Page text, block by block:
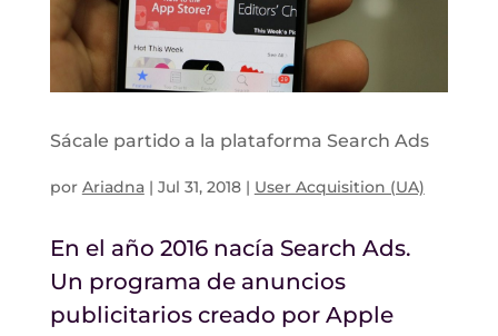
Sácale partido a la plataforma Search Ads
por Ariadna| Jul 31, 2018| User Acquisition (UA)
En el año 2016 nacía Search Ads.
Un programa de anuncios
publicitarios creado por Apple